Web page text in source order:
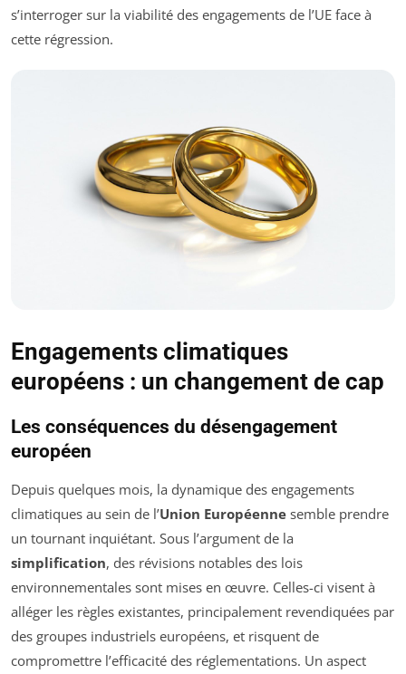
s’interroger sur la viabilité des engagements de l’UE face à
cette régression.
Engagements climatiques
européens : un changement de cap
Les conséquences du désengagement
européen
Depuis quelques mois, la dynamique des engagements
climatiques au sein de l’Union Européenne semble prendre
un tournant inquiétant. Sous l’argument de la
simplification, des révisions notables des lois
environnementales sont mises en œuvre. Celles-ci visent à
alléger les règles existantes, principalement revendiquées par
des groupes industriels européens, et risquent de
compromettre l’efficacité des réglementations. Un aspect